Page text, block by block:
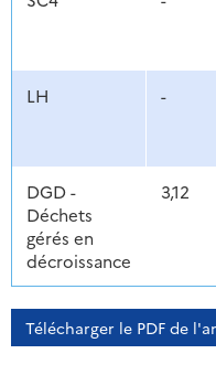
LH -
DGD -
Déchets
gérés en
décroissance
3,12
Télécharger le PDF de